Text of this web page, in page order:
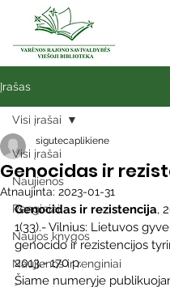
Įrašas
Visi įrašai
Naujienos
Renginiai
Naujos knygos
Naujienos ir renginiai
Visi įrašai
Genocidas ir
sigutecaplikiene
Atnaujinta: 2023-01-31
Genocidas ir rezistencija,
1(33).- Vilnius: Lietuvos
genocido ir rezistencijos
2013.- 170 p.
Šiame numeryje